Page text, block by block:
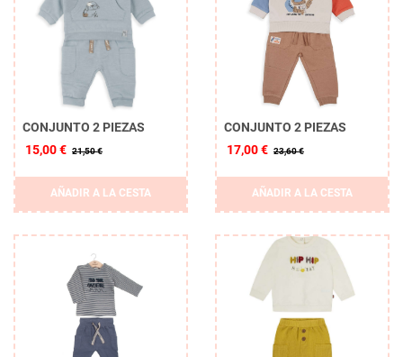
CONJUNTO 2 PIEZAS
15,00 € 21,50 €
AÑADIR A LA CESTA
CONJUNTO 2 PIEZAS
17,00 € 23,60 €
AÑADIR A LA CESTA